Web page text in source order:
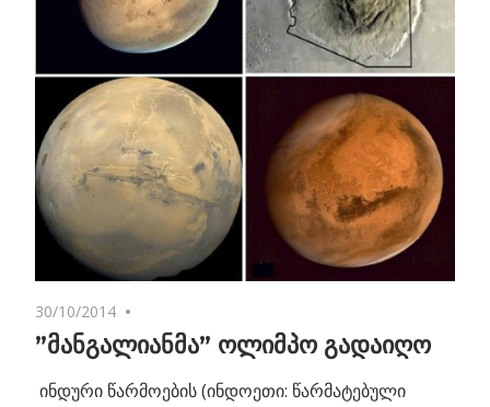
30/10/2014
”მანგალიანმა” ოლიმპო გადაიღო
ინდური წარმოების (ინდოეთი: წარმატებული